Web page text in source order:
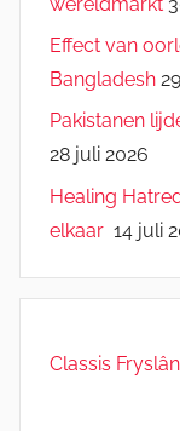
Effect van
Bangladesh
Pakistanen
28 juli 2026
Healing
elkaar 14 juli
Classis